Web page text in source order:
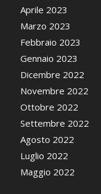
Aprile 2023
Marzo 2023
Febbraio 2023
Gennaio 2023
Dicembre 2022
Novembre 2022
Ottobre 2022
Settembre 2022
Agosto 2022
Luglio 2022
Maggio 2022